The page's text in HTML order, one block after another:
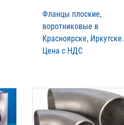
Фланцы плоские,
воротниковые в
Красноярске, Иркутске.
Цена с НДС